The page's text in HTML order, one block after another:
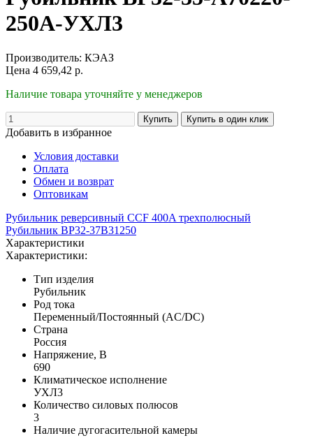
250А-УХЛ3
Производитель: КЭАЗ
Цена 4 659,42 р.
Наличие товара уточняйте у менеджеров
Добавить в избранное
Условия доставки
Оплата
Обмен и возврат
Оптовикам
Рубильник реверсивный CCF 400A трехполюсный
Рубильник ВР32-37В31250
Характеристики
Характеристики:
Тип изделия
Рубильник
Род тока
Переменный/Постоянный (AC/DC)
Страна
Россия
Напряжение, В
690
Климатическое исполнение
УХЛ3
Количество силовых полюсов
3
Наличие дугогасительной камеры